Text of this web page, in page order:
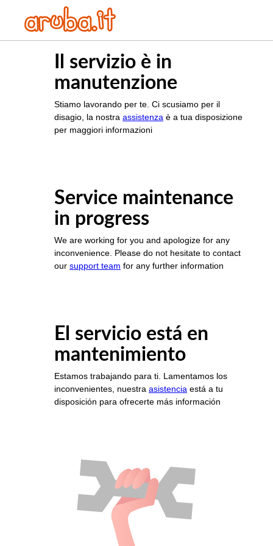
Il servizio è in
manutenzione
Stiamo lavorando per te. Ci scusiamo per il
disagio, la nostra assistenza è a tua disposizione
per maggiori informazioni
Service maintenance
in progress
We are working for you and apologize for any
inconvenience. Please do not hesitate to contact
our support team for any further information
El servicio está en
mantenimiento
Estamos trabajando para ti. Lamentamos los
inconvenientes, nuestra asistencia está a tu
disposición para ofrecerte más información